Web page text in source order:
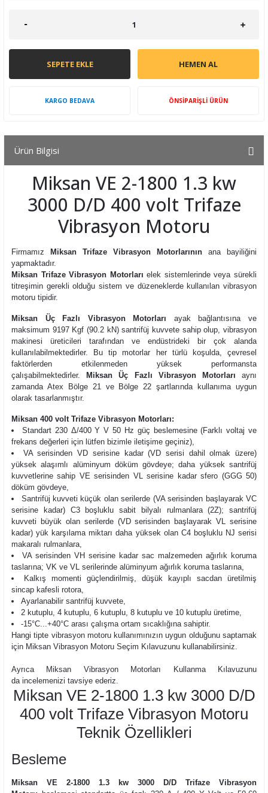
SEPETE EKLE HEMEN AL
KARGO BEDAVA ÖNSİPARİŞLİ ÜRÜN
Ürün Bilgisi
Miksan VE 2-1800 1.3 kw
3000 D/D 400 volt Trifaze
Vibrasyon Motoru
Firmamız Miksan Trifaze Vibrasyon Motorlarının ana bayiliğini
yapmaktadır.
Miksan Trifaze Vibrasyon Motorları elek sistemlerinde veya sürekli
titreşimin gerekli olduğu sistem ve düzeneklerde kullanılan vibrasyon
motoru tipidir.
Miksan Üç Fazlı Vibrasyon Motorları ayak bağlantısına ve
maksimum 9197 Kgf (90.2 kN) santrifüj kuvvete sahip olup, vibrasyon
makinesi üreticileri tarafından ve endüstrideki bir çok alanda
kullanılabilmektedirler. Bu tip motorlar her türlü koşulda, çevresel
faktörlerden etkilenmeden yüksek performansta
çalışabilmektedirler.
Miksan Üç Fazlı Vibrasyon Motorları aynı
zamanda Atex Bölge 21 ve Bölge 22 şartlarında kullanıma uygun
olarak tasarlanmıştır.
Miksan 400 volt Trifaze Vibrasyon Motorları:
Standart 230 Δ/400 YV 50 Hz güç beslemesine(Farklı voltaj ve
frekans değerleri için lütfen bizimle iletişime geçiniz),
VA serisinden VD serisine kadar (VD serisi dahil olmak üzere)
yüksek alaşımlı alüminyum döküm gövdeye; daha yüksek santrifüj
kuvvetlerine sahip VE serisinden VL serisine kadar sfero (GGG 50)
döküm gövdeye,
Santrifüj kuvveti küçük olan serilerde (VA serisinden başlayarak VC
serisine kadar) C3 boşluklu sabit bilyalı rulmanlara (2Z); santrifüj
kuvveti büyük olan serilerde (VD serisinden başlayarak VL serisine
kadar) yük karşılama miktarı daha yüksek olan C4 boşluklu NJ serisi
makaralı rulmanlara,
VA serisinden VH serisine kadar sac malzemeden ağırlık koruma
taslarına; VK ve VL serilerinde alüminyum ağırlık koruma taslarına,
Kalkış momenti güçlendirilmiş, düşük kayıplı sacdan üretilmiş
sincap kafesli rotora,
Ayarlanabilir santrifüj kuvvete,
2 kutuplu, 4 kutuplu, 6 kutuplu, 8 kutuplu ve 10 kutuplu üretime,
-15°C...+40°C arası çalışma ortam sıcaklığına sahiptir.
Hangi tipte vibrasyon motoru kullanımınızın uygun olduğunu saptamak
için Miksan Vibrasyon Motoru Seçim Kılavuzunu kullanabilirsiniz.
Ayrıca Miksan Vibrasyon Motorları Kullanma Kılavuzunu
da incelemenizi tavsiye ederiz.
Miksan VE 2-1800 1.3 kw 3000 D/D
400 volt Trifaze Vibrasyon Motoru
Teknik Özellikleri
Besleme
Miksan VE 2-1800 1.3 kw 3000 D/D Trifaze Vibrasyon